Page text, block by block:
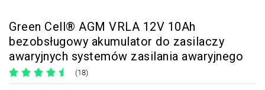
Green Cell® AGM VRLA 12V 10Ah
bezobsługowy akumulator do zasilaczy
awaryjnych systemów zasilania awaryjnego
(18)